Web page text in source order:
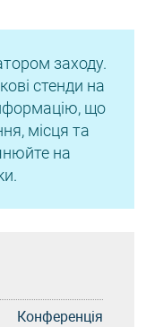
заходу.
стенди на
що
місця та
на
Конференція